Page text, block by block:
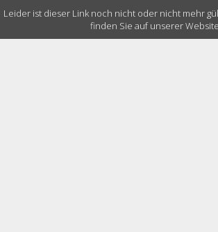
Leider ist dieser Link noch nicht oder nicht mehr
finden Sie auf unserer